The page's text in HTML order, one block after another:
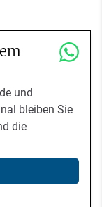
und
bleiben Sie
die